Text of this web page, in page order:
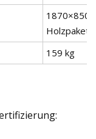
Holzpaket
159 kg